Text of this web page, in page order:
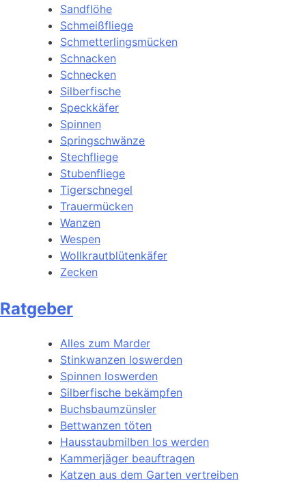
Sandflöhe
Schmeißfliege
Schmetterlingsmücken
Schnacken
Schnecken
Silberfische
Speckkäfer
Spinnen
Springschwänze
Stechfliege
Stubenfliege
Tigerschnegel
Trauermücken
Wanzen
Wespen
Wollkrautblütenkäfer
Zecken
Ratgeber
Alles zum Marder
Stinkwanzen loswerden
Spinnen loswerden
Silberfische bekämpfen
Buchsbaumzünsler
Bettwanzen töten
Hausstaubmilben los werden
Kammerjäger beauftragen
Katzen aus dem Garten vertreiben